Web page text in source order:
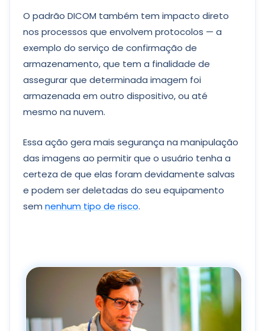
O padrão DICOM também tem impacto direto
nos processos que envolvem protocolos — a
exemplo do serviço de confirmação de
armazenamento, que tem a finalidade de
assegurar que determinada imagem foi
armazenada em outro dispositivo, ou até
mesmo na nuvem.
Essa ação gera mais segurança na manipulação
das imagens ao permitir que o usuário tenha a
certeza de que elas foram devidamente salvas
e podem ser deletadas do seu equipamento
sem nenhum tipo de risco.